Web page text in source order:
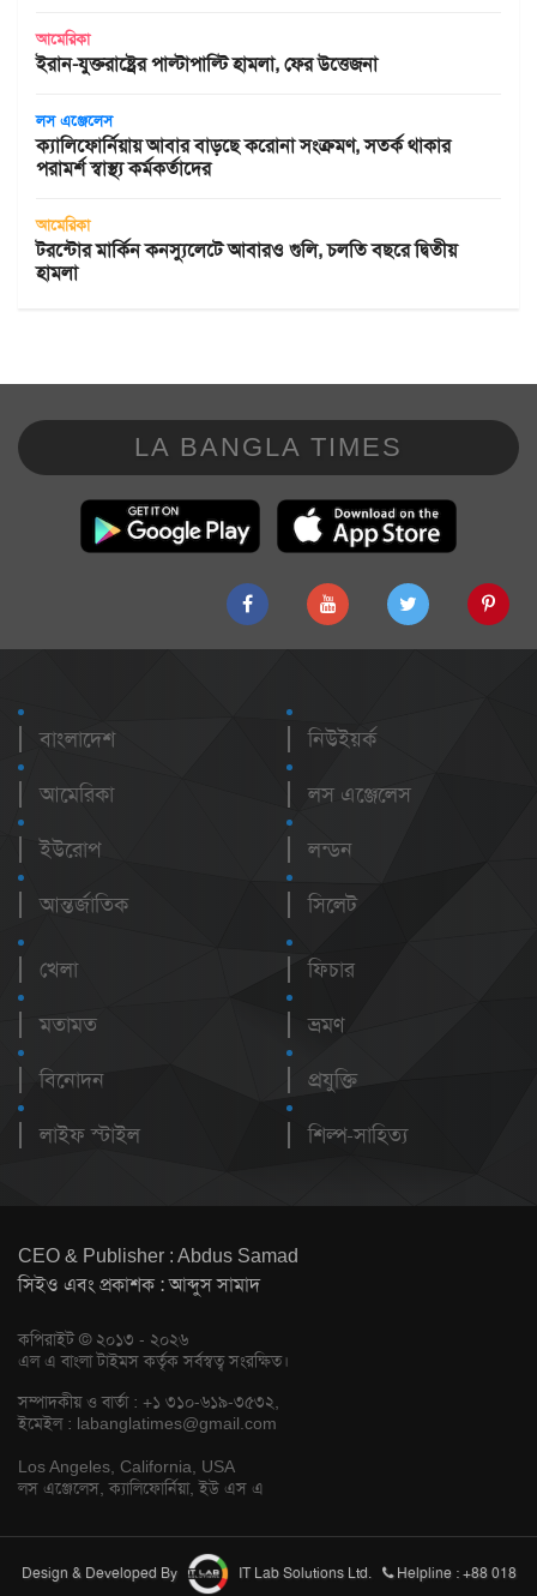
আমেরিকা
ইরান-যুক্তরাষ্ট্রের পাল্টাপাল্টি হামলা, ফের উত্তেজনা
লস এঞ্জেলেস
ক্যালিফোর্নিয়ায় আবার বাড়ছে করোনা সংক্রমণ, সতর্ক থাকার
পরামর্শ স্বাস্থ্য কর্মকর্তাদের
আমেরিকা
টরন্টোর মার্কিন কনস্যুলেটে আবারও গুলি, চলতি বছরে দ্বিতীয়
হামলা
LA BANGLA TIMES
বাংলাদেশ
আমেরিকা
ইউরোপ
আন্তর্জাতিক
নিউইয়র্ক
লস এঞ্জেলেস
লন্ডন
সিলেট
খেলা
মতামত
বিনোদন
লাইফ স্টাইল
ফিচার
ভ্রমণ
প্রযুক্তি
শিল্প-সাহিত্য
CEO & Publisher : Abdus Samad
সিইও এবং প্রকাশক : আব্দুস সামাদ
কপিরাইট © ২০১৩ - ২০২৬
এল এ বাংলা টাইমস কর্তৃক সর্বস্বত্ব সংরক্ষিত।
সম্পাদকীয় ও বার্তা : +১ ৩১০-৬১৯-৩৫৩২,
ইমেইল : labanglatimes@gmail.com
Los Angeles, California, USA
লস এঞ্জেলেস, ক্যালিফোর্নিয়া, ইউ এস এ
Design & Developed By IT Lab Solutions Ltd. Helpline : +88 018